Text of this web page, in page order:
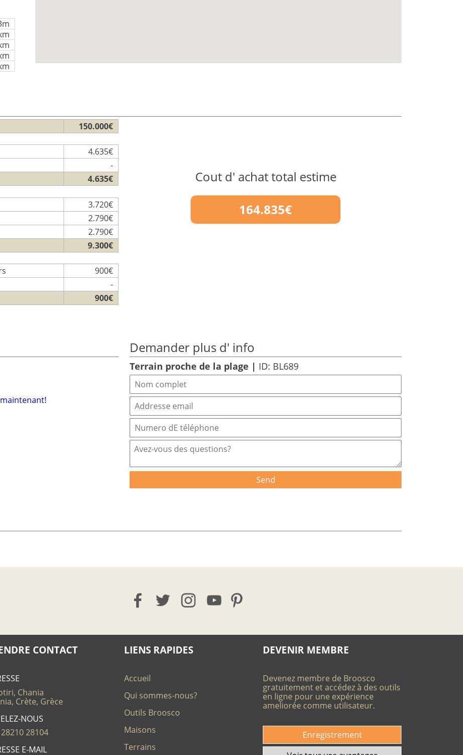
150.000€
4.635€
-
4.635€
3.720€
2.790€
2.790€
9.300€
900€
-
900€
Cout d' achat total estime
164.835€
Demander plus d' info
Terrain proche de la plage | ID: BL689
Send
CONTACT
Chania
Crète, Grèce
NOUS
28104
E-MAIL
LIENS RAPIDES
Accueil
Qui sommes-nous?
Outils Broosco
Maisons
Terrains
DEVENIR MEMBRE
Devenez membre de Broosco
gratuitement et accédez à des outils
en ligne pour une expérience
ameliorée comme utilisateur.
Enregistrement